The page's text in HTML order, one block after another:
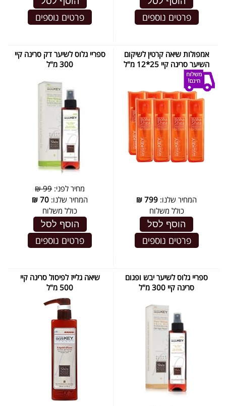
פרטים נוספים פרטים נוספים
אמפולות שיאה קרטין לשיקום
השיער סרינה קיי 25*12 מ"ל
המחיר שלנו: 799
₪
כולל משלוח
הוסף לסל
פרטים נוספים
ספריי גלוס לשיער דק סרינה קיי
300 מ"ל
מחיר לפני:99 ₪
המחיר שלנו: 70
₪
כולל משלוח
הוסף לסל
פרטים נוספים
ספריי גלוס לשיער יבש ופגום
סרינה קיי 300 מ"ל
שיאה גלייז לפיסול סרינה קיי
500 מ"ל